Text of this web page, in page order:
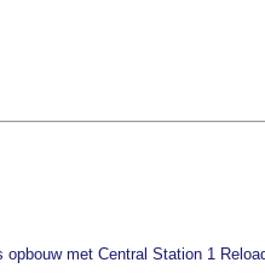
met Central Station 1